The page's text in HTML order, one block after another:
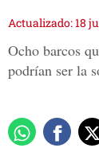
Actualizado: 18
Ocho barcos
podrían ser la